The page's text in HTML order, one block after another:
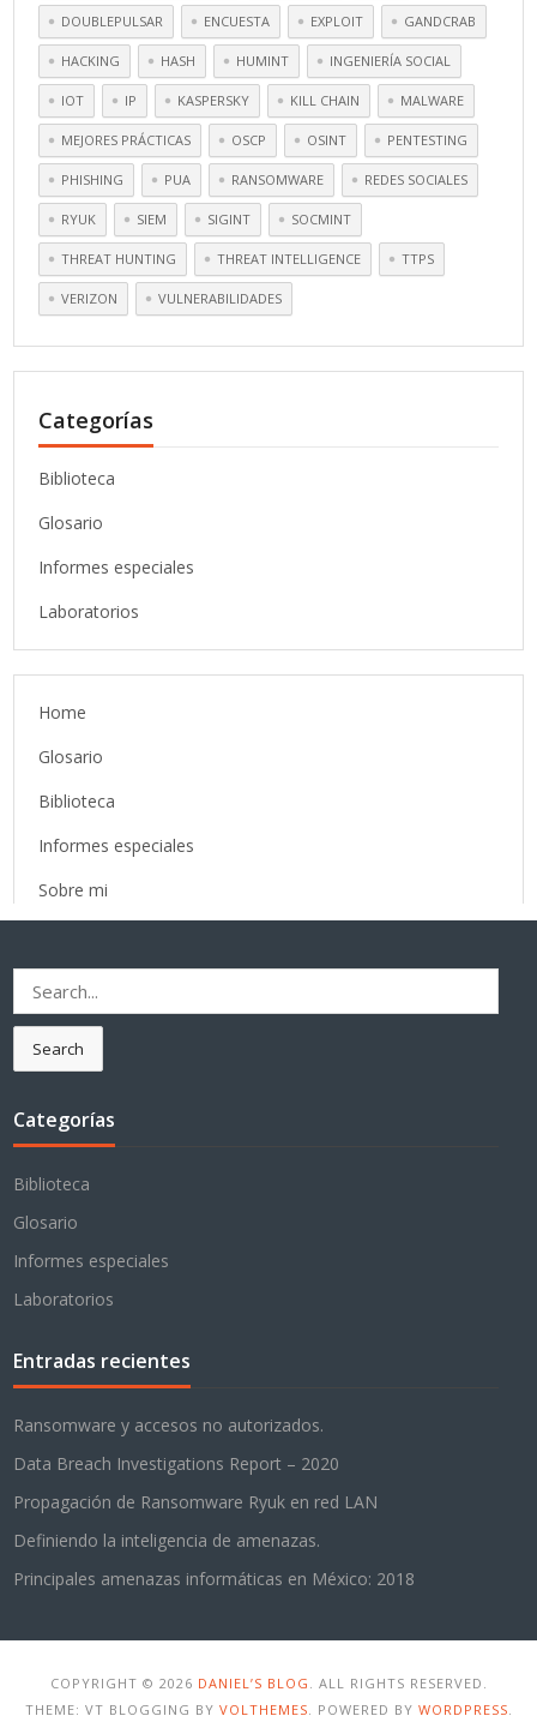
DOUBLEPULSAR ENCUESTA EXPLOIT GANDCRAB
HACKING HASH HUMINT INGENIERÍA SOCIAL
IOT IP KASPERSKY KILL CHAIN MALWARE
MEJORES PRÁCTICAS OSCP OSINT PENTESTING
PHISHING PUA RANSOMWARE REDES SOCIALES
RYUK SIEM SIGINT SOCMINT
THREAT HUNTING THREAT INTELLIGENCE TTPS
VERIZON VULNERABILIDADES
Categorías
Biblioteca
Glosario
Informes especiales
Laboratorios
Home
Glosario
Biblioteca
Informes especiales
Sobre mi
for:
Search
Categorías
Biblioteca
Glosario
Informes especiales
Laboratorios
Entradas recientes
Ransomware y accesos no autorizados.
Data Breach Investigations Report – 2020
Propagación de Ransomware Ryuk en red LAN
Definiendo la inteligencia de amenazas.
Principales amenazas informáticas en México: 2018
COPYRIGHT © 2026 DANIEL’S BLOG . ALL RIGHTS RESERVED.
THEME: VT BLOGGING BY VOLTHEMES . POWERED BY WORDPRESS